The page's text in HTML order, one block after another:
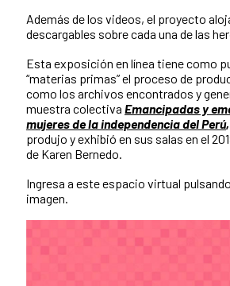
Además de los videos, el proyecto
descargables sobre cada una de las
Esta exposición en línea tiene como
“materias primas” el proceso de
como los archivos encontrados y
muestra colectiva Emancipadas y
mujeres de la independencia del Perú,
produjo y exhibió en sus salas en el
de Karen Bernedo.
Ingresa a este espacio virtual
imagen.